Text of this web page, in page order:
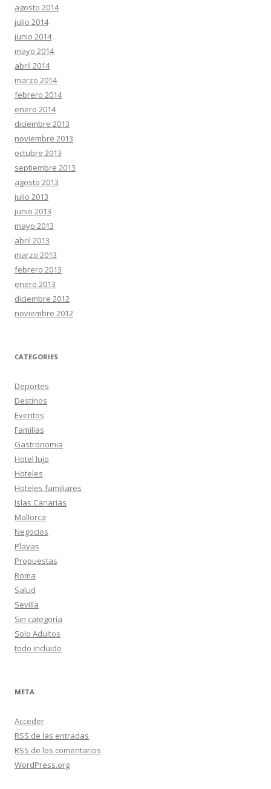
agosto 2014
julio 2014
junio 2014
mayo 2014
abril 2014
marzo 2014
febrero 2014
enero 2014
diciembre 2013
noviembre 2013
octubre 2013
septiembre 2013
agosto 2013
julio 2013
junio 2013
mayo 2013
abril 2013
marzo 2013
febrero 2013
enero 2013
diciembre 2012
noviembre 2012
CATEGORIES
Deportes
Destinos
Eventos
Familias
Gastronomia
Hotel lujo
Hoteles
Hoteles familiares
Islas Canarias
Mallorca
Negocios
Playas
Propuestas
Roma
Salud
Sevilla
Sin categoría
Solo Adultos
todo incluido
META
Acceder
RSS de las entradas
RSS de los comentarios
WordPress.org